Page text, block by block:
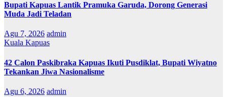
Bupati Kapuas Lantik Pramuka Garuda, Dorong Generasi
Muda Jadi Teladan
Agu 7, 2026 admin
Kuala Kapuas
42 Calon Paskibraka Kapuas Ikuti Pusdiklat, Bupati Wiyatno
Tekankan Jiwa Nasionalisme
Agu 6, 2026 admin